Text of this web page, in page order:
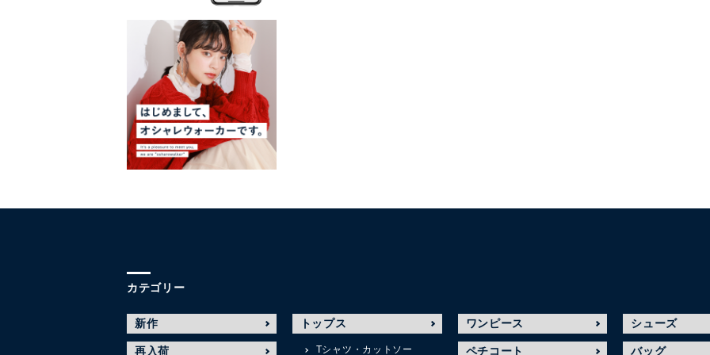
カテゴリー
新作
再入荷
トップス
Tシャツ・カットソー
ワンピース
ペチコート
シューズ
バッグ